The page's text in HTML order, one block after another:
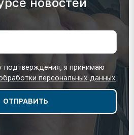
подтверждения, я принимаю
персональных данных